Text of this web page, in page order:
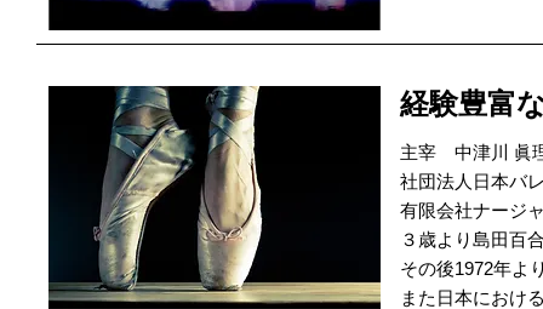
経験豊富
主宰 中津川 眞
社団法人日本バ
有限会社ナージ
３歳より島田百
その後1972年よ
また日本におけ